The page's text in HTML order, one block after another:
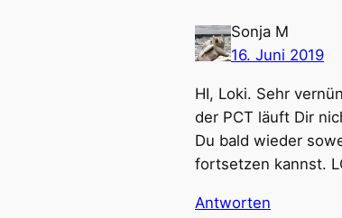
Sonja M
16. Juni 2019
HI, Loki. Sehr
der PCT läuft Dir
Du bald wieder
fortsetzen kannst.
Antworten